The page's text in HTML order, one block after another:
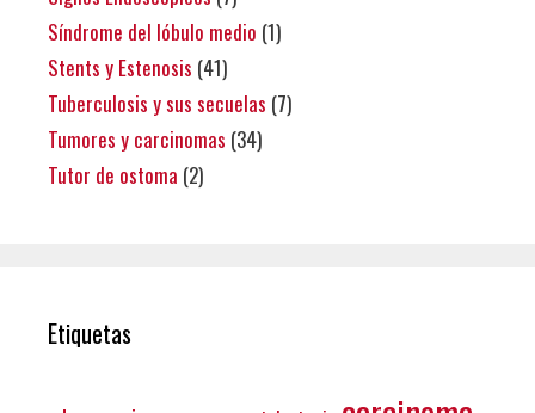
Síndrome del lóbulo medio (1)
Stents y Estenosis (41)
Tuberculosis y sus secuelas (7)
Tumores y carcinomas (34)
Tutor de ostoma (2)
Etiquetas